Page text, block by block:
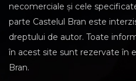
necomerciale și cele
parte Castelul Bran este
dreptului de autor. Toate
în acest site sunt rezervate în
Bran.